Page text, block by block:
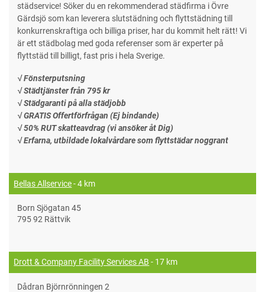
städservice! Söker du en rekommenderad städfirma i Övre
Gärdsjö som kan leverera slutstädning och flyttstädning till
konkurrenskraftiga och billiga priser, har du kommit helt rätt! Vi
är ett städbolag med goda referenser som är experter på
flyttstäd till billigt, fast pris i hela Sverige.
√ Fönsterputsning
√ Städtjänster från 795 kr
√ Städgaranti på alla städjobb
√ GRATIS Offertförfrågan (Ej bindande)
√ 50% RUT skatteavdrag (vi ansöker åt Dig)
√ Erfarna, utbildade lokalvårdare som flyttstädar noggrant
Bellas Allservice- 4 km
Born Sjögatan 45
795 92 Rättvik
Drott & Company Facility Services AB - 17 km
Dådran Björnrönningen 2